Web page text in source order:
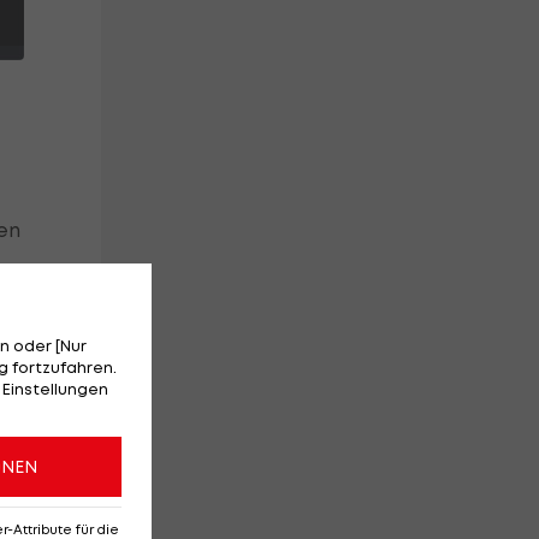
oder [Nur
fortzufahren.
Attribute für die